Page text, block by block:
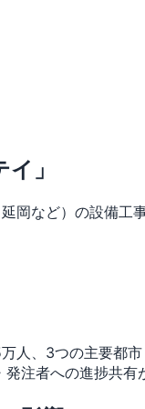
」
岡など）の設備
人、3つの主要都
注者への進捗共有